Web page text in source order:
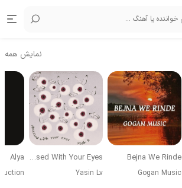
نمایش همه
Bejna We Rinde
Gogan Music
Obsessed With Your Eyes
Yasin Lv
Alya